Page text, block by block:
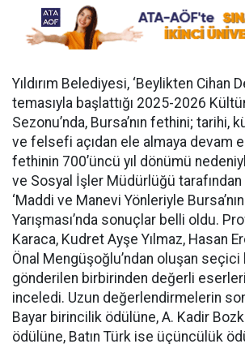
Yıldırım Belediyesi, ‘Beylikten Cihan
temasıyla başlattığı 2025-2026
Sezonu’nda, Bursa’nın fethini; tarihi,
ve felsefi açıdan ele almaya devam
fethinin 700’üncü yıl dönümü
ve Sosyal İşler Müdürlüğü
‘Maddi ve Manevi Yönleriyle
Yarışması’nda sonuçlar belli oldu.
Karaca, Kudret Ayşe Yılmaz, Hasan
Önal Mengüşoğlu’ndan oluşan seçici
gönderilen birbirinden değerli
inceledi. Uzun değerlendirmelerin
Bayar birincilik ödülüne, A. Kadir
ödülüne, Batın Türk ise üçüncülük